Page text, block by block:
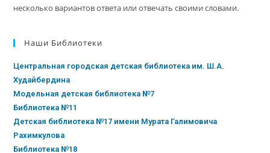
несколько вариантов ответа или отвечать своими словами.
Наши Библиотеки
Центральная городская детская библиотека им. Ш.А.
Худайбердина
Модельная детская библиотека №7
Библиотека №11
Детская библиотека №17 имени Мурата Галимовича
Рахимкулова
Библиотека №18